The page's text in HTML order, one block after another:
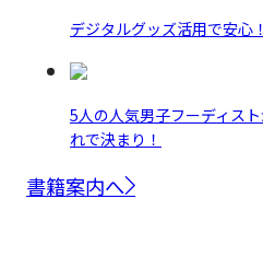
デジタルグッズ活用で安
5人の人気男子フーディス
れで決まり！
書籍案内へ